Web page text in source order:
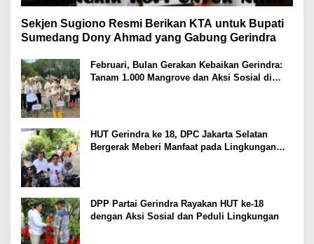
Sekjen Sugiono Resmi Berikan KTA untuk Bupati
Sumedang Dony Ahmad yang Gabung Gerindra
Februari, Bulan Gerakan Kebaikan Gerindra:
Tanam 1.000 Mangrove dan Aksi Sosial di
HUT Gerindra ke 18, DPC Jakarta Selatan
Bergerak Meberi Manfaat pada Lingkungan
DPP Partai Gerindra Rayakan HUT ke-18
dengan Aksi Sosial dan Peduli Lingkungan